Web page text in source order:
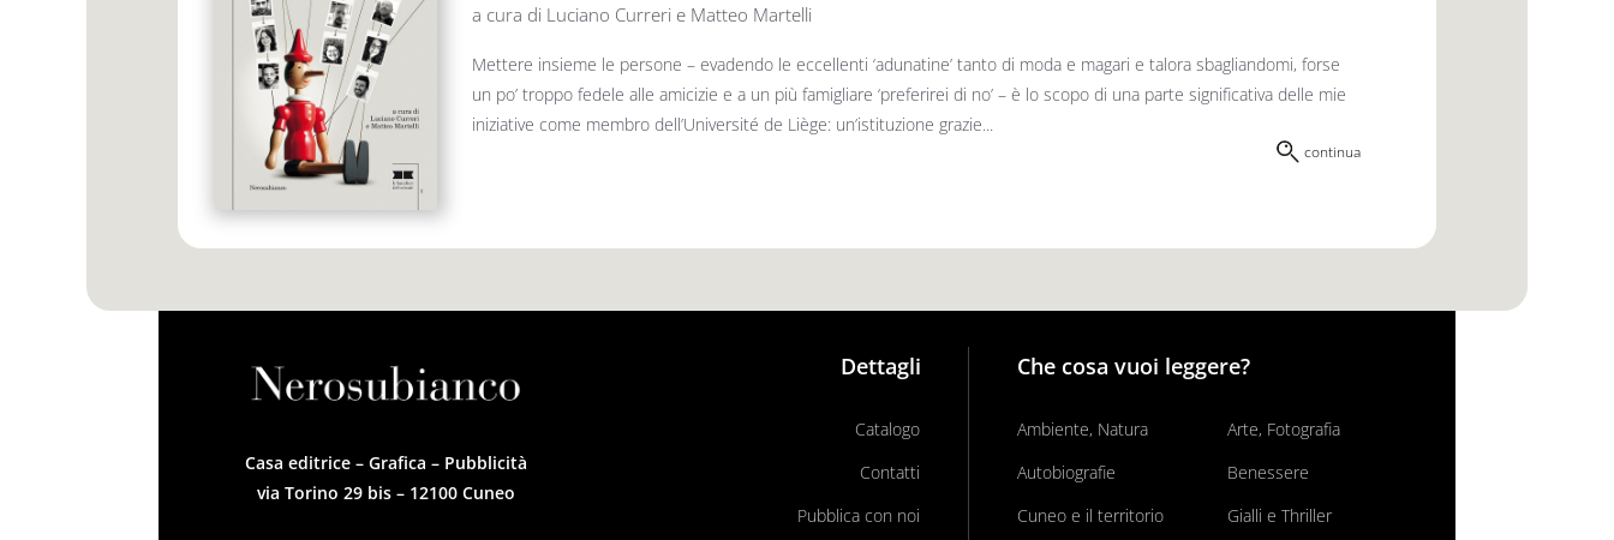
a cura di Luciano Curreri e Matteo Martelli
Mettere insieme le persone – evadendo le eccellenti ‘adunatine’ tanto di moda e magari e talora sbagliandomi, forse
un po’ troppo fedele alle amicizie e a un più famigliare ‘preferirei di no’ – è lo scopo di una parte significativa delle mie
iniziative come membro dell’Université de Liège: un’istituzione grazie...
continua
Casa editrice – Grafica – Pubblicità
via Torino 29 bis – 12100 Cuneo
Dettagli
Catalogo
Contatti
Pubblica con noi
Che cosa vuoi leggere?
Ambiente, Natura
Arte, Fotografia
Autobiografie
Benessere
Cuneo e il territorio
Gialli e Thriller